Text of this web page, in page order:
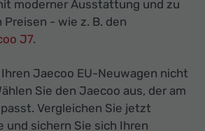
moderner Ausstattung und zu
- wie z. B. den
J7.
Jaecoo EU-Neuwagen nicht
Sie den Jaecoo aus, der am
Vergleichen Sie jetzt
und sichern Sie sich Ihren